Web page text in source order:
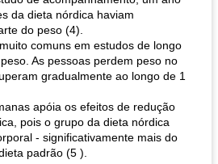
da dieta nórdica haviam
do peso (4).
comuns em estudos de longo
As pessoas perdem peso no
gradualmente ao longo de 1
apóia os efeitos de redução
pois o grupo da dieta nórdica
- significativamente mais do
padrão (5 ).